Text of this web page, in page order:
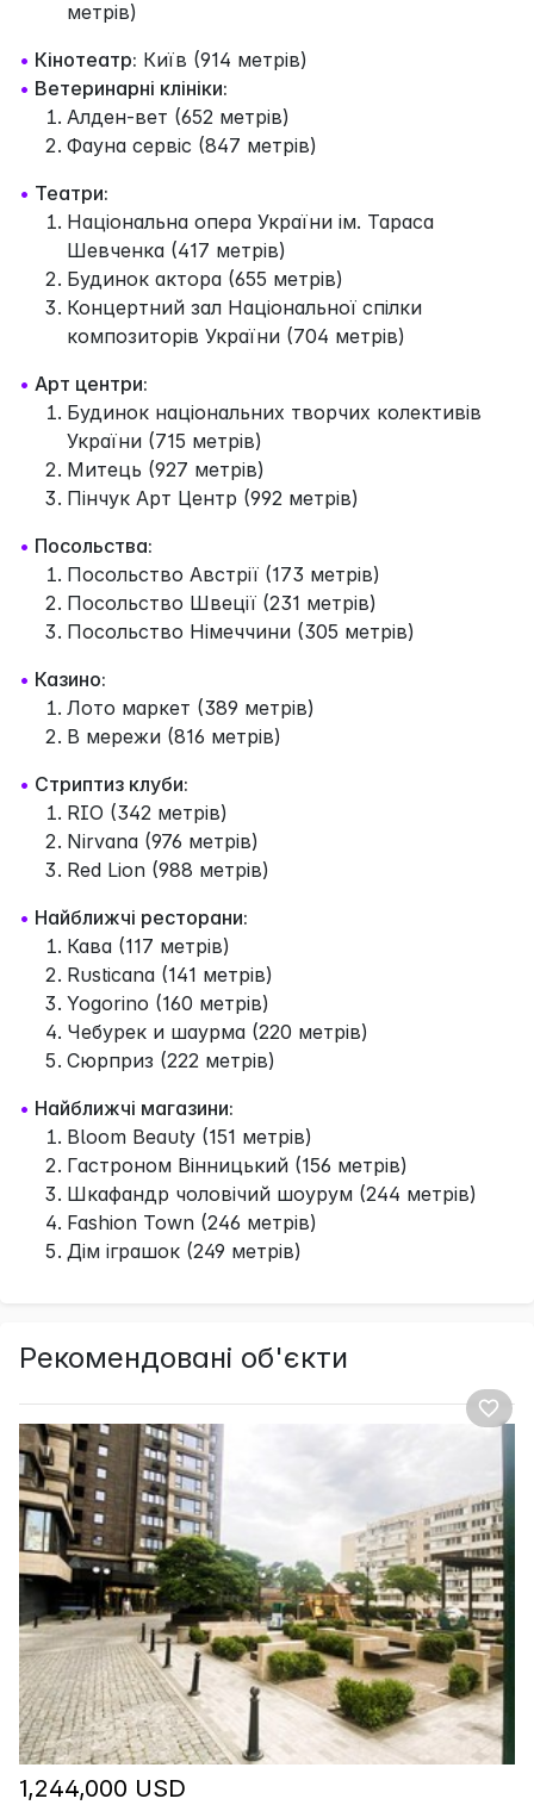
метрів)
• Кінотеатр: Київ (914 метрів)
• Ветеринарні клініки:
Алден-вет (652 метрів)
Фауна сервіс (847 метрів)
• Театри:
Національна опера України ім. Тараса
Шевченка (417 метрів)
Будинок актора (655 метрів)
Концертний зал Національної спілки
композиторів України (704 метрів)
• Арт центри:
Будинок національних творчих колективів
України (715 метрів)
Митець (927 метрів)
Пінчук Арт Центр (992 метрів)
• Посольства:
Посольство Австрії (173 метрів)
Посольство Швеції (231 метрів)
Посольство Німеччини (305 метрів)
• Казино:
Лото маркет (389 метрів)
В мережи (816 метрів)
• Стриптиз клуби:
RIO (342 метрів)
Nirvana (976 метрів)
Red Lion (988 метрів)
• Найближчі ресторани:
Кава (117 метрів)
Rusticana (141 метрів)
Yogorino (160 метрів)
Чебурек и шаурма (220 метрів)
Сюрприз (222 метрів)
• Найближчі магазини:
Bloom Beauty (151 метрів)
Гастроном Вінницький (156 метрів)
Шкафандр чоловічий шоурум (244 метрів)
Fashion Town (246 метрів)
Дім іграшок (249 метрів)
Рекомендовані об'єкти
1,244,000 USD